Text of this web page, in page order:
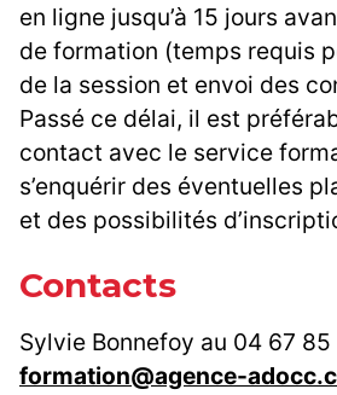
en ligne jusqu’à 15 jours
de formation (temps requis
de la session et envoi des
Passé ce délai, il est
contact avec le service
s’enquérir des éventuelles
et des possibilités
Contacts
Sylvie Bonnefoy au 04 67
formation@agence-